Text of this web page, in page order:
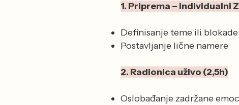
1. Priprema – individualni
Definisanje teme ili blokade
Postavljanje lične namere
2. Radionica uživo (2,5h)
Oslobađanje zadržane